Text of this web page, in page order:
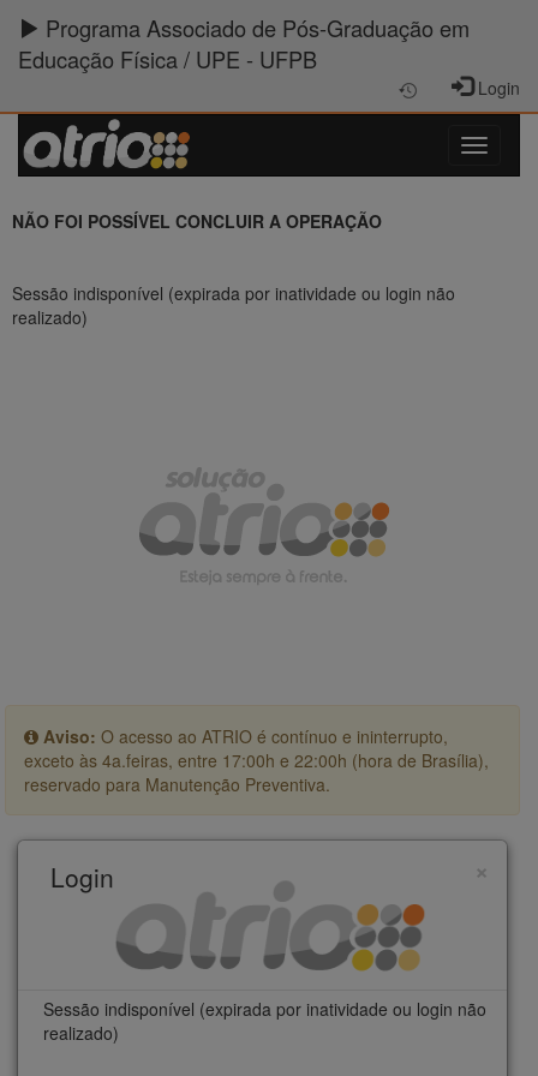
Programa Associado de Pós-Graduação em
Educação Física / UPE - UFPB
Login
NÃO FOI POSSÍVEL CONCLUIR A OPERAÇÃO
Sessão indisponível (expirada por inatividade ou login não
realizado)
Aviso: O acesso ao ATRIO é contínuo e ininterrupto,
exceto às 4a.feiras, entre 17:00h e 22:00h (hora de Brasília),
reservado para Manutenção Preventiva.
×
Login
Sessão indisponível (expirada por inatividade ou login não
realizado)